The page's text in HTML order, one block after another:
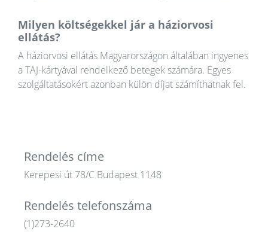
Milyen költségekkel jár a háziorvosi
ellátás?
A háziorvosi ellátás Magyarországon általában ingyenes
a TAJ-kártyával rendelkező betegek számára. Egyes
szolgáltatásokért azonban külön díjat számíthatnak fel.
Rendelés címe
Kerepesi út 78/C Budapest 1148
Rendelés telefonszáma
(1)273-2640